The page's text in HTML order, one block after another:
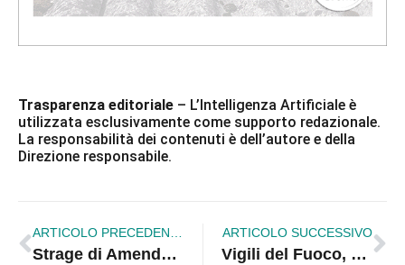
Trasparenza editoriale – L’Intelligenza Artificiale è
utilizzata esclusivamente come supporto redazionale.
La responsabilità dei contenuti è dell’autore e della
Direzione responsabile.
Strage di Amendolara, i due arrestati restano in carcere: scelgono il silenzio
ARTICOLO SUCCESSIVO
Vigili del Fuoco, a Cosenza la posa della prima pietra della nuova sede